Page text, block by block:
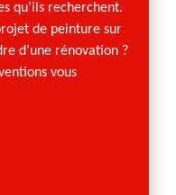
qu’ils recherchent.
de peinture sur
d’une rénovation ?
vous